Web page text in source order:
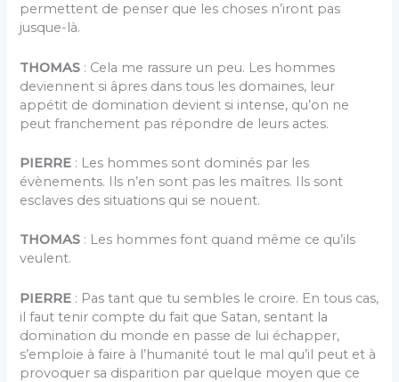
permettent de penser que les choses n’iront pas
jusque-là.
THOMAS : Cela me rassure un peu. Les hommes
deviennent si âpres dans tous les domaines, leur
appétit de domination devient si intense, qu’on ne
peut franchement pas répondre de leurs actes.
PIERRE : Les hommes sont dominés par les
évènements. Ils n’en sont pas les maîtres. Ils sont
esclaves des situations qui se nouent.
THOMAS : Les hommes font quand même ce qu’ils
veulent.
PIERRE : Pas tant que tu sembles le croire. En tous cas,
il faut tenir compte du fait que Satan, sentant la
domination du monde en passe de lui échapper,
s’emploie à faire à l’humanité tout le mal qu’il peut et à
provoquer sa disparition par quelque moyen que ce